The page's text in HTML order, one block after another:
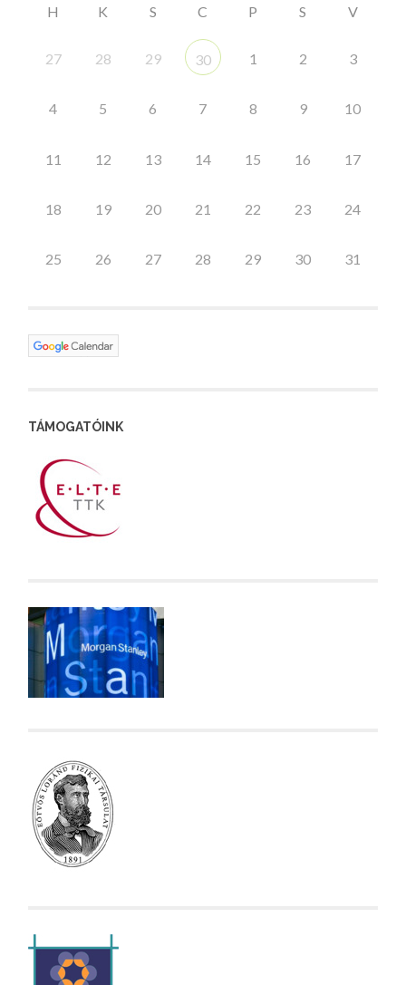
H K S C P S V
27 28 29 30 1 2 3
4 5 6 7 8 9 10
11 12 13 14 15 16 17
18 19 20 21 22 23 24
25 26 27 28 29 30 31
TÁMOGATÓINK